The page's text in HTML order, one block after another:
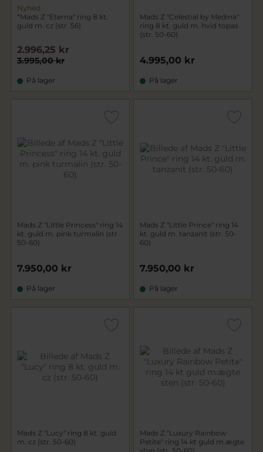
Nyhed
*Mads Z "Eterna" ring 8 kt.
guld m. cz (str. 56)
3.995,00 kr
2.996,25 kr
På lager
Mads Z "Celestial by Medina"
ring 8 kt. guld m. hvid topas
(str. 50-60)
4.995,00 kr
På lager
Mads Z "Little Princess" ring 14
kt. guld m. pink turmalin (str.
50-60)
7.950,00 kr
På lager
Mads Z "Little Prince" ring 14
kt. guld m. tanzanit (str. 50-
60)
7.950,00 kr
På lager
Mads Z "Lucy" ring 8 kt. guld
m. cz (str. 50-60)
Mads Z "Luxury Rainbow
Petite" ring 14 kt guld m.ægte